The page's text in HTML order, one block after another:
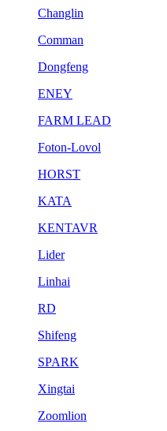
Changlin
Comman
Dongfeng
ENEY
FARM LEAD
Foton-Lovol
HORST
KATA
KENTAVR
Lider
Linhai
RD
Shifeng
SPARK
Xingtai
Zoomlion